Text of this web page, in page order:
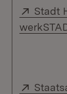
Extern:
Stadt
Extern: